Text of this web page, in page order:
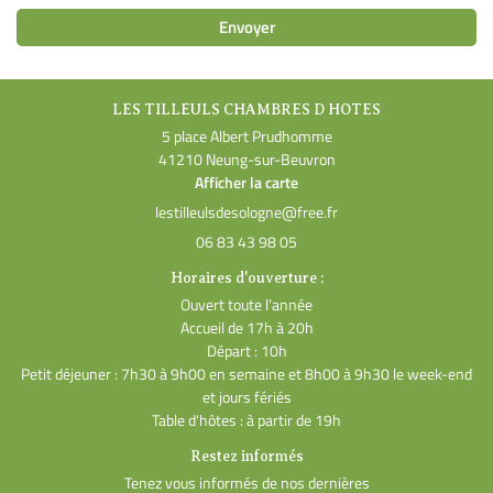
Envoyer
LES TILLEULS CHAMBRES D HOTES
5 place Albert Prudhomme
41210 Neung-sur-Beuvron
Afficher la carte
06 83 43 98 05
Horaires d'ouverture :
Ouvert toute l’année
Accueil de 17h à 20h
Départ : 10h
Petit déjeuner : 7h30 à 9h00 en semaine et 8h00 à 9h30 le week-end
et jours fériés
Table d'hôtes : à partir de 19h
Restez informés
Tenez vous informés de nos dernières